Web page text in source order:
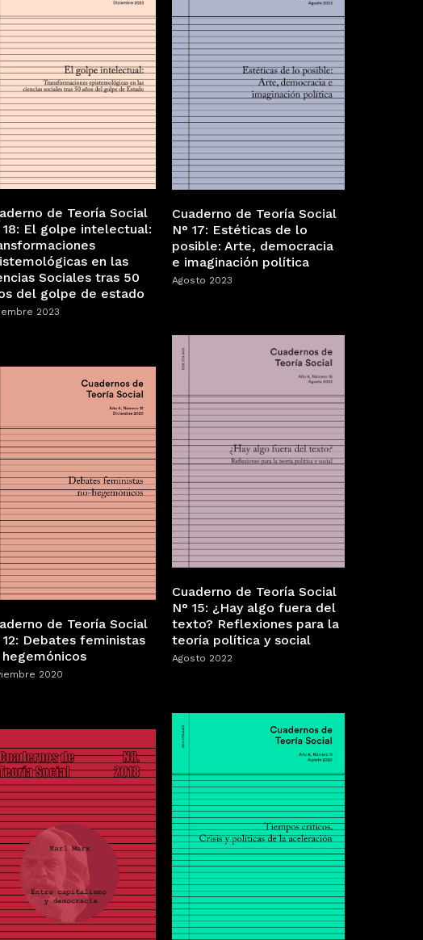
de Teoría Social
18: El golpe intelectual:
en las
Sociales tras 50
del golpe de estado
2023
Cuaderno de Teoría Social
N° 17: Estéticas de lo
posible: Arte, democracia
e imaginación política
Agosto 2023
Cuaderno de Teoría Social
N° 15: ¿Hay algo fuera del
texto? Reflexiones para la
teoría política y social
Agosto 2022
de Teoría Social
12: Debates feministas
hegemónicos
2020